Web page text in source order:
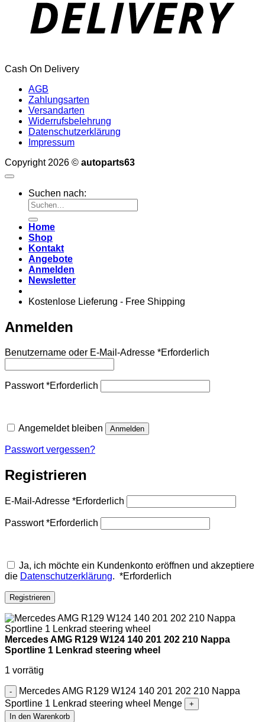
Cash On Delivery
AGB
Zahlungsarten
Versandarten
Widerrufsbelehrung
Datenschutzerklärung
Impressum
Copyright 2026 © autoparts63
Suchen nach:
Home
Shop
Kontakt
Angebote
Anmelden
Newsletter
Kostenlose Lieferung - Free Shipping
Anmelden
Benutzername oder E-Mail-Adresse *Erforderlich
Passwort*Erforderlich
Angemeldet bleiben Anmelden
Passwort vergessen?
Registrieren
E-Mail-Adresse *Erforderlich
Passwort*Erforderlich
Ja, ich möchte ein Kundenkonto eröffnen und akzeptiere
die Datenschutzerklärung. *Erforderlich
Registrieren
Mercedes AMG R129 W124 140 201 202 210 Nappa
Sportline 1 Lenkrad steering wheel
1 vorrätig
Mercedes AMG R129 W124 140 201 202 210 Nappa
Sportline 1 Lenkrad steering wheel Menge
In den Warenkorb